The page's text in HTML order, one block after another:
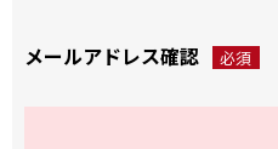
メールアドレス確認 必須